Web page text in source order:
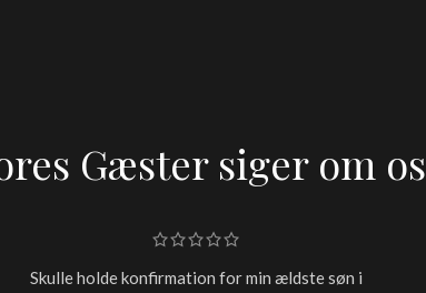
Gæster siger om os
Skulle holde konfirmation for min ældste søn i